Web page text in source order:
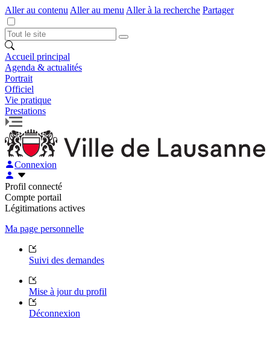
Aller au contenu Aller au menu Aller à la recherche Partager
Accueil principal
Agenda & actualités
Portrait
Officiel
Vie pratique
Prestations
Connexion
Profil connecté
Compte portail
Légitimations actives
Ma page personnelle
Suivi des demandes
Mise à jour du profil
Déconnexion